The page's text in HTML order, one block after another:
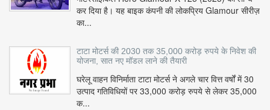
कर दिया है। यह बाइक कंपनी की लोकप्रिय Glamour सीरीज़
का...
टाटा मोटर्स की 2030 तक 35,000 करोड़ रुपये के निवेश की
योजना, सात नए मॉडल लाने की तैयारी
घरेलू वाहन विनिर्माता टाटा मोटर्स ने अगले चार वित्त वर्षों में 30
उत्पाद गतिविधियों पर 33,000 करोड़ रुपये से लेकर 35,000
क...